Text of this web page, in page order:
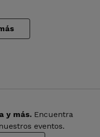
y más. Encuentra
eventos.